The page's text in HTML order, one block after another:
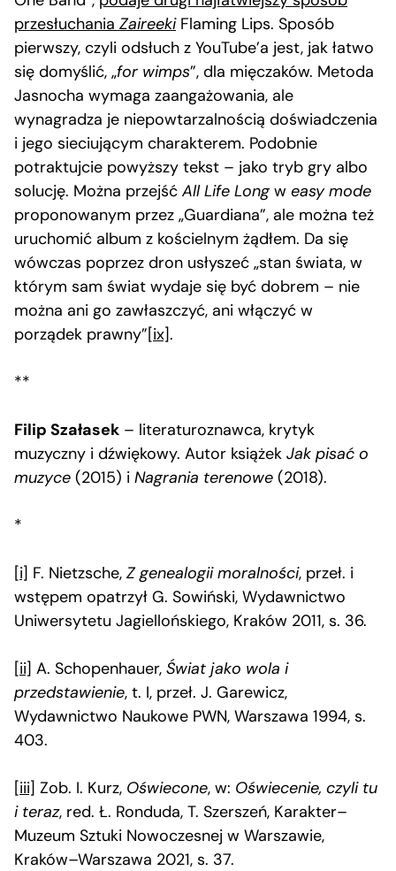
przesłuchania ZaireekiFlaming Lips. Sposób
pierwszy, czyli odsłuch z YouTube’a jest, jak łatwo
się domyślić, „for wimps”, dla mięczaków. Metoda
Jasnocha wymaga zaangażowania, ale
wynagradza je niepowtarzalnością doświadczenia
i jego sieciującym charakterem. Podobnie
potraktujcie powyższy tekst – jako tryb gry albo
solucję. Można przejść All Life Long w easy mode
proponowanym przez „Guardiana”, ale można też
uruchomić album z kościelnym żądłem. Da się
wówczas poprzez dron usłyszeć „stan świata, w
którym sam świat wydaje się być dobrem – nie
można ani go zawłaszczyć, ani włączyć w
porządek prawny”[ix].
**
Filip Szałasek – literaturoznawca, krytyk
muzyczny i dźwiękowy. Autor książek Jak pisać o
muzyce (2015) i Nagrania terenowe (2018).
*
[i] F. Nietzsche, Z genealogii moralności, przeł. i
wstępem opatrzył G. Sowiński, Wydawnictwo
Uniwersytetu Jagiellońskiego, Kraków 2011, s. 36.
[ii] A. Schopenhauer, Świat jako wola i
przedstawienie, t. I, przeł. J. Garewicz,
Wydawnictwo Naukowe PWN, Warszawa 1994, s.
403.
[iii] Zob. I. Kurz, Oświecone, w: Oświecenie, czyli tu
i teraz, red. Ł. Ronduda, T. Szerszeń, Karakter–
Muzeum Sztuki Nowoczesnej w Warszawie,
Kraków–Warszawa 2021, s. 37.